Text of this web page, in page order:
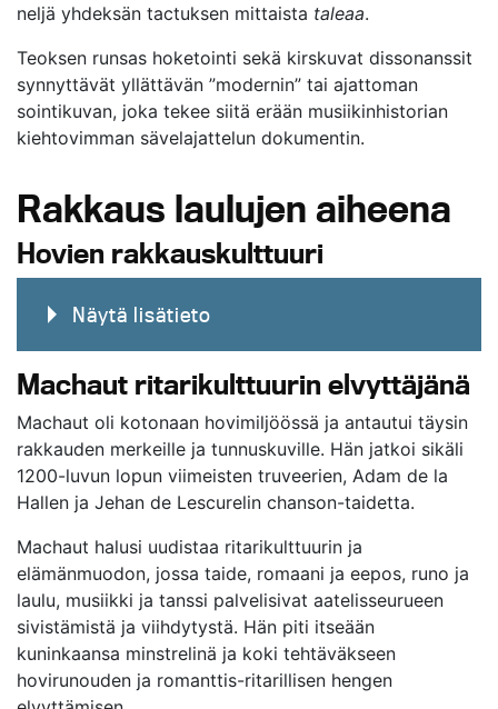
neljä yhdeksän tactuksen mittaista taleaa.
Teoksen runsas hoketointi sekä kirskuvat dissonanssit
synnyttävät yllättävän ”modernin” tai ajattoman
sointikuvan, joka tekee siitä erään musiikinhistorian
kiehtovimman sävelajattelun dokumentin.
Rakkaus laulujen aiheena
Hovien rakkauskulttuuri
Näytä lisätieto
Machaut ritarikulttuurin elvyttäjänä
Machaut oli kotonaan hovimiljöössä ja antautui täysin
rakkauden merkeille ja tunnuskuville. Hän jatkoi sikäli
1200-luvun lopun viimeisten truveerien, Adam de la
Hallen ja Jehan de Lescurelin chanson-taidetta.
Machaut halusi uudistaa ritarikulttuurin ja
elämänmuodon, jossa taide, romaani ja eepos, runo ja
laulu, musiikki ja tanssi palvelisivat aatelisseurueen
sivistämistä ja viihdytystä. Hän piti itseään
kuninkaansa minstrelinä ja koki tehtäväkseen
hovirunouden ja romanttis-ritarillisen hengen